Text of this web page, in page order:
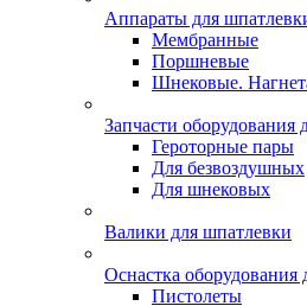
Аппараты для
Мембранные
Поршневые
Шнековые.
Запчасти оборудования
Героторные пары
Для безвоздушных
Для шнековых
Валики для шпатлевки
Оснастка оборудования
Пистолеты